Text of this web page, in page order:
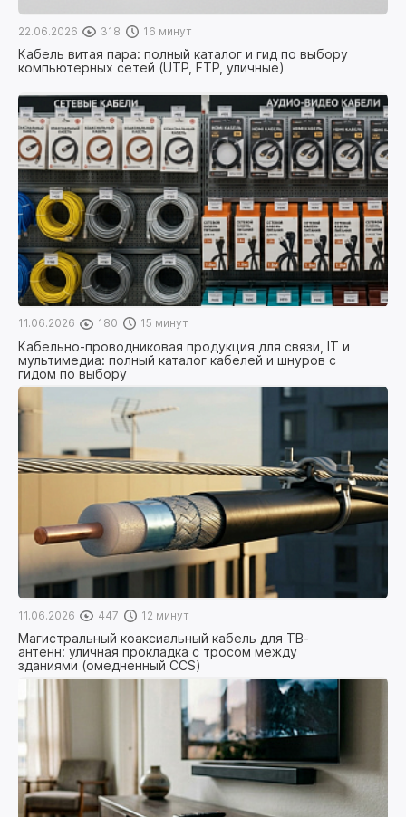
22.06.2026 318 16 минут
Кабель витая пара: полный каталог и гид по выбору
компьютерных сетей (UTP, FTP, уличные)
11.06.2026 180 15 минут
Кабельно-проводниковая продукция для связи, IT и
мультимедиа: полный каталог кабелей и шнуров с
гидом по выбору
11.06.2026 447 12 минут
Магистральный коаксиальный кабель для ТВ-
антенн: уличная прокладка с тросом между
зданиями (омедненный CCS)